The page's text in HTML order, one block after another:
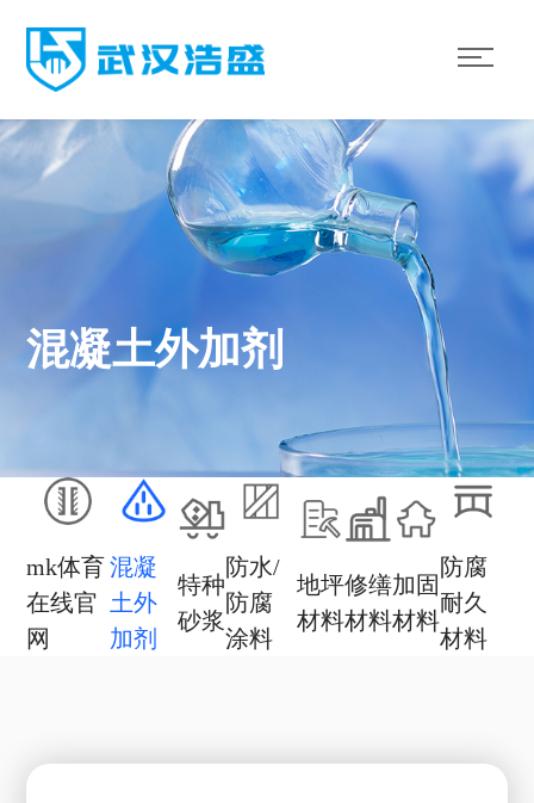
混凝土外加剂
mk体育
在线官
网
混凝
土外
加剂
特种
砂浆
防水/
防腐
涂料
地坪
材料
修缮
材料
加固
材料
防腐
耐久
材料